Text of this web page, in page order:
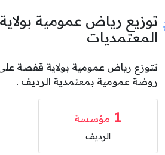
توزيع رياض عمومية
المعتمديات
روضة عمومية بمعتمدية الرديف .
1 مؤسسة
الرديف